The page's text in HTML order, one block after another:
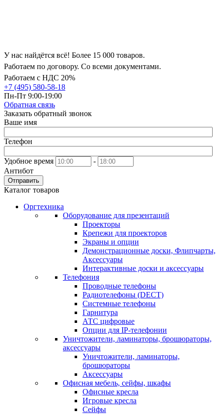
У нас найдётся всё! Более 15 000 товаров.
Работаем по договору. Со всеми документами.
Работаем с НДС 20%
+7 (495) 580-58-18
Пн-Пт 9:00-19:00
Обратная связь
Заказать обратный звонок
Ваше имя
Телефон
Удобное время
-
Антибот
Отправить
Каталог товаров
Оргтехника
Оборудование для презентаций
Проекторы
Крепежи для проекторов
Экраны и опции
Демонстрационные доски, Флипчарты,
Аксессуары
Интерактивные доски и аксессуары
Телефония
Проводные телефоны
Радиотелефоны (DECT)
Системные телефоны
Гарнитура
АТС цифровые
Опции для IP-телефонии
Уничтожители, ламинаторы, брошюраторы,
аксессуары
Уничтожители, ламинаторы,
брошюраторы
Аксессуары
Офисная мебель, сейфы, шкафы
Офисные кресла
Игровые кресла
Сейфы